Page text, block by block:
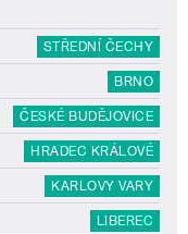
STŘEDNÍ ČECHY
BRNO
ČESKÉ BUDĚJOVICE
HRADEC KRÁLOVÉ
KARLOVY VARY
LIBEREC